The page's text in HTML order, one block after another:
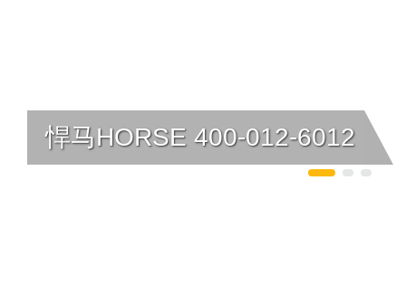
悍马HORSE 400-012-6012